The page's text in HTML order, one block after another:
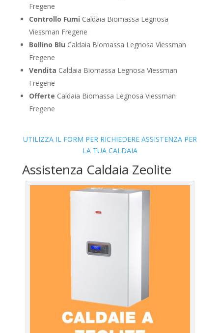
Fregene
Controllo Fumi Caldaia Biomassa Legnosa
Viessman Fregene
Bollino Blu Caldaia Biomassa Legnosa Viessman
Fregene
Vendita Caldaia Biomassa Legnosa Viessman
Fregene
Offerte Caldaia Biomassa Legnosa Viessman
Fregene
UTILIZZA IL FORM PER RICHIEDERE ASSISTENZA PER
LA TUA CALDAIA
Assistenza Caldaia Zeolite